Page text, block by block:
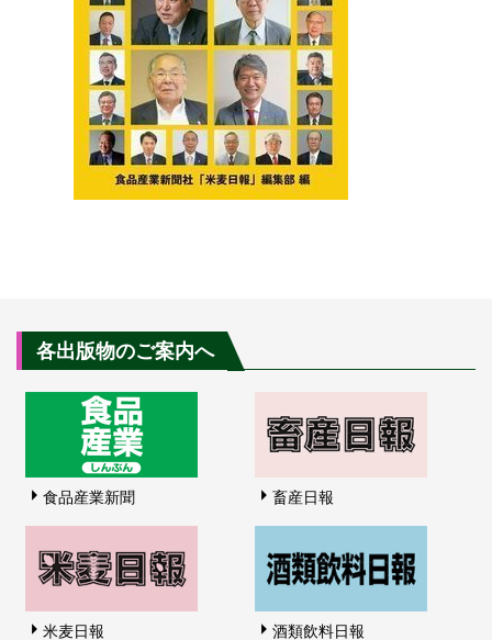
各出版物のご案内へ
食品産業新聞 畜産日報
米麦日報 酒類飲料日報